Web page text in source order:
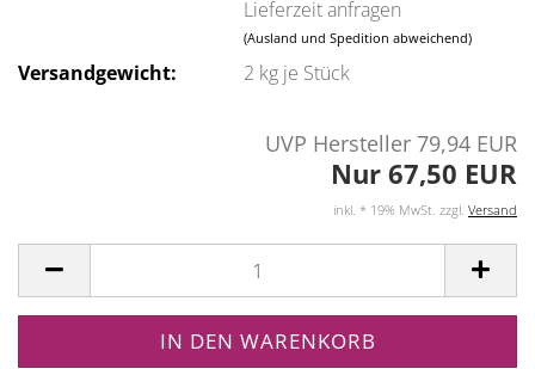
Lieferzeit anfragen
(Ausland und Spedition abweichend)
Versandgewicht: 2 kg je Stück
UVP Hersteller 79,94 EUR
Nur 67,50 EUR
inkl. * 19% MwSt. zzgl. Versand